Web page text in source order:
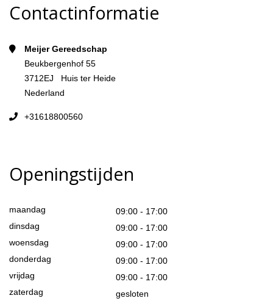
Contactinformatie
Meijer Gereedschap
Beukbergenhof 55
3712EJ Huis ter Heide
Nederland
+31618800560
Openingstijden
maandag
09:00 - 17:00
dinsdag
09:00 - 17:00
woensdag
09:00 - 17:00
donderdag
09:00 - 17:00
vrijdag
09:00 - 17:00
zaterdag
gesloten